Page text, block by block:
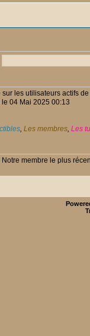
les utilisateurs actifs
le 04 Mai 2025 00:13
, Les membres, Les
Notre membre le plus